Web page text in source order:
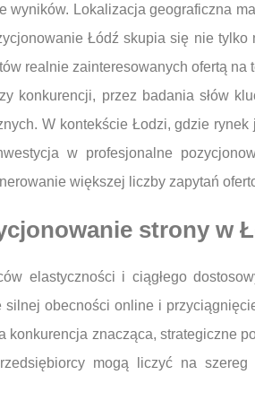
Lokalizacja geograficzna
Łódź skupia się nie
realnie zainteresowanych ofertą na
konkurencji, przez badania słów
W kontekście Łodzi, gdzie
w profesjonalne
większej liczby zapytań
strony w
elastyczności i ciągłego
obecności online i
konkurencja znacząca, strategiczne
mogą liczyć na